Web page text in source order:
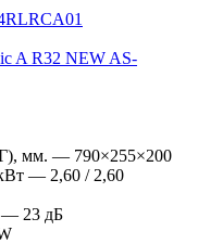
A R32 NEW AS-
мм. — 790×255×200
— 2,60 / 2,60
— 23 дБ